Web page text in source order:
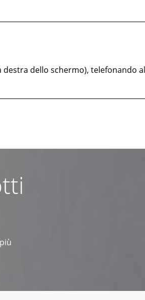
destra dello schermo), telefonando